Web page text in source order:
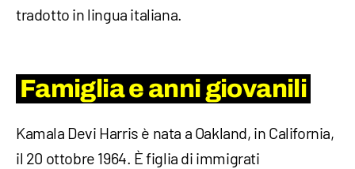
tradotto in lingua italiana.
Famiglia e anni giovanili
Kamala Devi Harris è nata a Oakland, in California,
il 20 ottobre 1964. È figlia di immigrati